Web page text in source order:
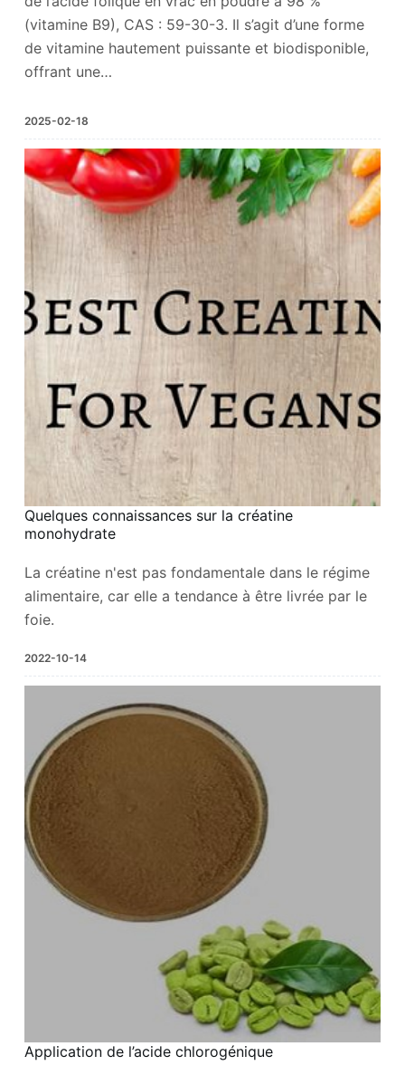
(vitamine B9), CAS : 59-30-3. Il s’agit d’une forme
de vitamine hautement puissante et biodisponible,
offrant une…
2025-02-18
Quelques connaissances sur la créatine
monohydrate
La créatine n'est pas fondamentale dans le régime
alimentaire, car elle a tendance à être livrée par le
foie.
2022-10-14
Application de l’acide chlorogénique